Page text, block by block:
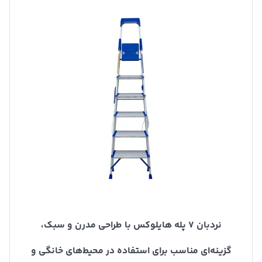
نردبان ۷ پله هایلوکس با طراحی مدرن و سبک،
گزینه‌ای مناسب برای استفاده در محیط‌های خانگی و